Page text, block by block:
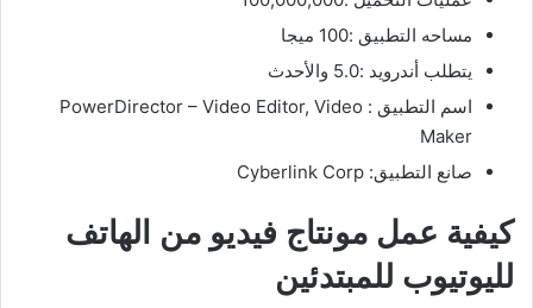
مساحه التطبيق :100 ميجا
يتطلب أندرويد :5.0 والأحدث
اسم التطبيق : PowerDirector – Video Editor, Video
Maker‏
صانع التطبيق: Cyberlink Corp
كيفية عمل مونتاج فيديو من الهاتف
لليوتيوب للمبتدئين